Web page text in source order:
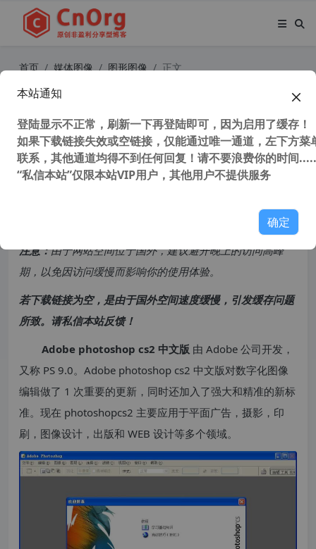
首页 媒体图像 图形图像 正文
经典Gif动画制作软件Adobe Imager
eady CS2 9.0 简体中文绿色版
36,228 次浏览次阅读
注意：由于网站空间位于国外，建议避开晚上的访问高峰
期，以免因访问缓慢而影响你的使用体验。
若下载链接为空，是由于国外空间速度缓慢，引发缓存问题
所致。请私信本站反馈！
Adobe photoshop cs2 中文版 由 Adobe 公司开发，
又称 PS 9.0。Adobe photoshop cs2 中文版对数字化图像
编辑做了 1 次重要的更新，同时还加入了强大和精准的新标
准。现在 photoshopcs2 主要应用于平面广告，摄影，印
刷，图像设计，出版和 WEB 设计等多个领域。
本站通知
登陆显示不正常，刷新一下再登陆即可，因为启用了缓存！
如果下载链接失效或空链接，仅能通过唯一通道，左下方菜
联系，其他通道均得不到任何回复！请不要浪费你的时间
“私信本站”仅限本站VIP用户，其他用户不提供服务
确定